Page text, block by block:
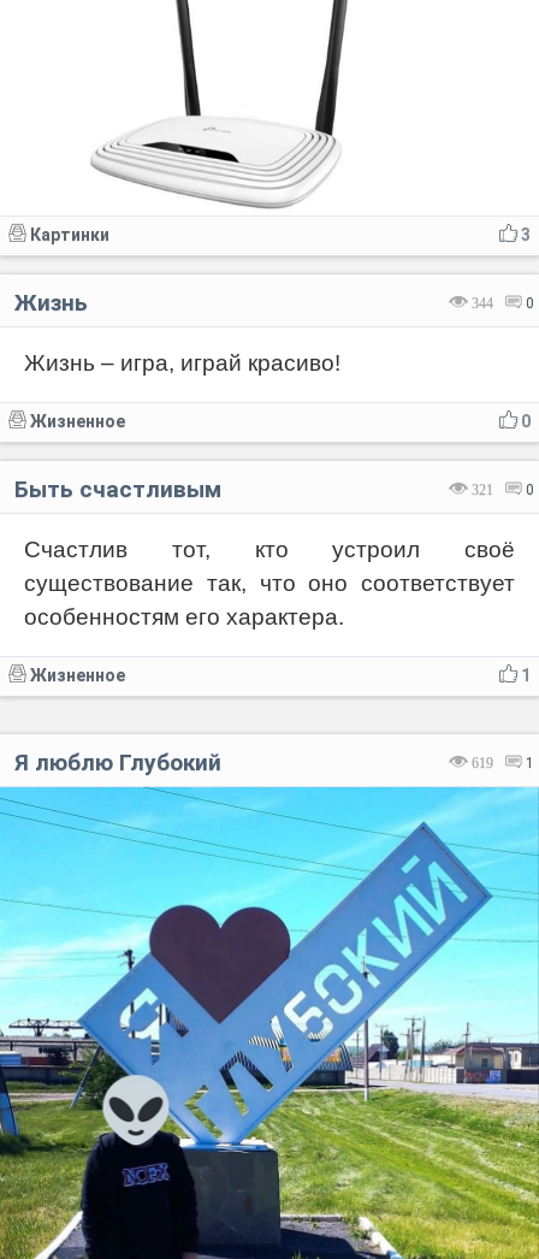
3
Картинки
344 0
Жизнь
Жизнь – игра, играй красиво!
0
Жизненное
321 0
Быть счастливым
Счастлив тот, кто устроил своё
существование так, что оно соответствует
особенностям его характера.
1
Жизненное
619 1
Я люблю Глубокий